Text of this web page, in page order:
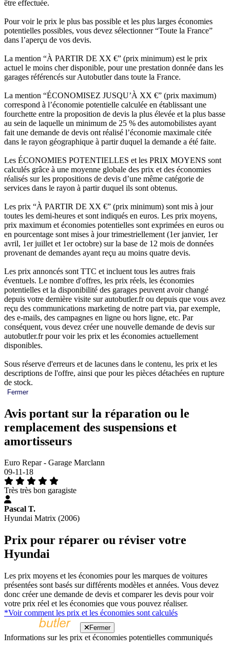
être effectuée.
Pour voir le prix le plus bas possible et les plus larges économies
potentielles possibles, vous devez sélectionner “Toute la France”
dans l’aperçu de vos devis.
La mention “À PARTIR DE XX €” (prix minimum) est le prix
actuel le moins cher disponible, pour une prestation donnée dans les
garages référencés sur Autobutler dans toute la France.
La mention “ÉCONOMISEZ JUSQU’À XX €” (prix maximum)
correspond à l’économie potentielle calculée en établissant une
fourchette entre la proposition de devis la plus élevée et la plus basse
au sein de laquelle un minimum de 25 % des automobilistes ayant
fait une demande de devis ont réalisé l’économie maximale citée
dans le rayon géographique à partir duquel la demande a été faite.
Les ÉCONOMIES POTENTIELLES et les PRIX MOYENS sont
calculés grâce à une moyenne globale des prix et des économies
réalisés sur les propositions de devis d’une même catégorie de
services dans le rayon à partir duquel ils sont obtenus.
Les prix “À PARTIR DE XX €” (prix minimum) sont mis à jour
toutes les demi-heures et sont indiqués en euros. Les prix moyens,
prix maximum et économies potentielles sont exprimées en euros ou
en pourcentage sont mises à jour trimestriellement (1er janvier, 1er
avril, 1er juillet et 1er octobre) sur la base de 12 mois de données
provenant de demandes ayant reçu au moins quatre devis.
Les prix annoncés sont TTC et incluent tous les autres frais
éventuels. Le nombre d'offres, les prix réels, les économies
potentielles et la disponibilité des garages peuvent avoir changé
depuis votre dernière visite sur autobutler.fr ou depuis que vous avez
reçu des communications marketing de notre part via, par exemple,
des e-mails, des campagnes en ligne ou hors ligne, etc. Par
conséquent, vous devez créer une nouvelle demande de devis sur
autobutler.fr pour voir les prix et les économies actuellement
disponibles.
Sous réserve d'erreurs et de lacunes dans le contenu, les prix et les
descriptions de l'offre, ainsi que pour les pièces détachées en rupture
de stock.
Fermer
Avis portant sur la réparation ou le
remplacement des suspensions et
amortisseurs
Euro Repar - Garage Marclann
09-11-18
Très très bon garagiste
Pascal T.
Hyundai Matrix (2006)
Prix pour réparer ou réviser votre
Hyundai
Les prix moyens et les économies pour les marques de voitures
présentées sont basés sur différents modèles et années. Vous devez
donc créer une demande de devis et comparer les devis pour voir
votre prix réel et les économies que vous pouvez réaliser.
*Voir comment les prix et les économies sont calculés
Fermer
Informations sur les prix et économies potentielles communiqués